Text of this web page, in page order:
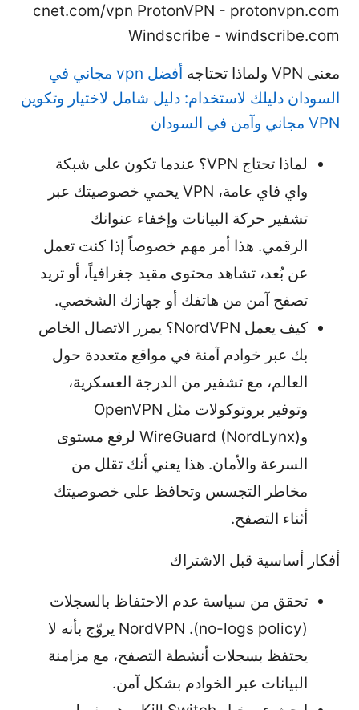
cnet.com/vpn ProtonVPN - protonvpn.com
Windscribe - windscribe.com
معنى VPN ولماذا تحتاجه
أفضل vpn مجاني في
السودان دليلك لاستخدام: دليل شامل لاختيار وتكوين
VPN مجاني وآمن في السودان
لماذا تحتاج VPN؟ عندما تكون على شبكة
واي فاي عامة، VPN يحمي خصوصيتك عبر
تشفير حركة البيانات وإخفاء عنوانك
الرقمي. هذا أمر مهم خصوصاً إذا كنت تعمل
عن بُعد، تشاهد محتوى مقيد جغرافياً، أو تريد
تصفح آمن من هاتفك أو جهازك الشخصي.
كيف يعمل NordVPN؟ يمرر الاتصال الخاص
بك عبر خوادم آمنة في مواقع متعددة حول
العالم، مع تشفير من الدرجة العسكرية،
وتوفير بروتوكولات مثل OpenVPN
وWireGuard (NordLynx) لرفع مستوى
السرعة والأمان. هذا يعني أنك تقلل من
مخاطر التجسس وتحافظ على خصوصيتك
أثناء التصفح.
أفكار أساسية قبل الاشتراك
تحقق من سياسة عدم الاحتفاظ بالسجلات
(no-logs policy). NordVPN يروّج بأنه لا
يحتفظ بسجلات أنشطة التصفح، مع مزامنة
البيانات عبر الخوادم بشكل آمن.